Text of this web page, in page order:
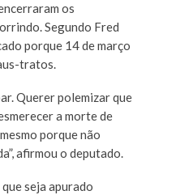
os
Segundo Fred
porque 14 de março
tratos.
Querer polemizar que
a morte de
porque não
afirmou o deputado.
seja apurado